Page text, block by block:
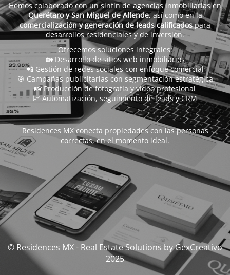
Hemos colaborado con un sinfín de agencias inmobiliarias en
Querétaro y San Miguel de Allende, así como en la
comercialización y generación de leads calificadospara
desarrollos residenciales y de inversión.
Ofrecemos soluciones integrales:
🏡 Desarrollo de sitios web inmobiliarios
📲 Gestión de redes sociales con enfoque comercial
🎯 Campañas publicitarias con segmentación estratégica
📸 Producción de fotografía y video profesional
📈 Automatización, seguimiento de leads y CRM
Residences MX conecta propiedades con las personas
correctas, en el momento ideal.
© Residences MX - Real Estate Solutions by GexCreativo
2025